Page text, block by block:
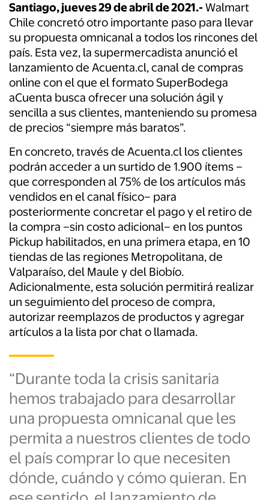
Santiago, jueves 29 de abril de 2021.-Walmart
Chile concretó otro importante paso para llevar
su propuesta omnicanal a todos los rincones del
país. Esta vez, la supermercadista anunció el
lanzamiento de Acuenta.cl, canal de compras
online con el que el formato SuperBodega
aCuenta busca ofrecer una solución ágil y
sencilla a sus clientes, manteniendo su promesa
de precios “siempre más baratos”.
En concreto, través de Acuenta.cl los clientes
podrán acceder a un surtido de 1.900 ítems –
que corresponden al 75% de los artículos más
vendidos en el canal físico– para
posteriormente concretar el pago y el retiro de
la compra –sin costo adicional– en los puntos
Pickup habilitados, en una primera etapa, en 10
tiendas de las regiones Metropolitana, de
Valparaíso, del Maule y del Biobío.
Adicionalmente, esta solución permitirá realizar
un seguimiento del proceso de compra,
autorizar reemplazos de productos y agregar
artículos a la lista por chat o llamada.
“Durante toda la crisis sanitaria
hemos trabajado para desarrollar
una propuesta omnicanal que les
permita a nuestros clientes de todo
el país comprar lo que necesiten
dónde, cuándo y cómo quieran. En